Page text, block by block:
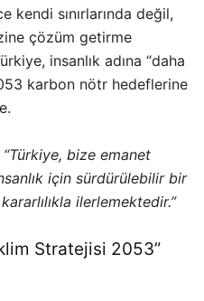
sınırlarında değil,
çözüm getirme
insanlık adına “daha
karbon nötr hedeflerine
“Türkiye, bize emanet
için sürdürülebilir bir
ilerlemektedir.”
Stratejisi 2053”